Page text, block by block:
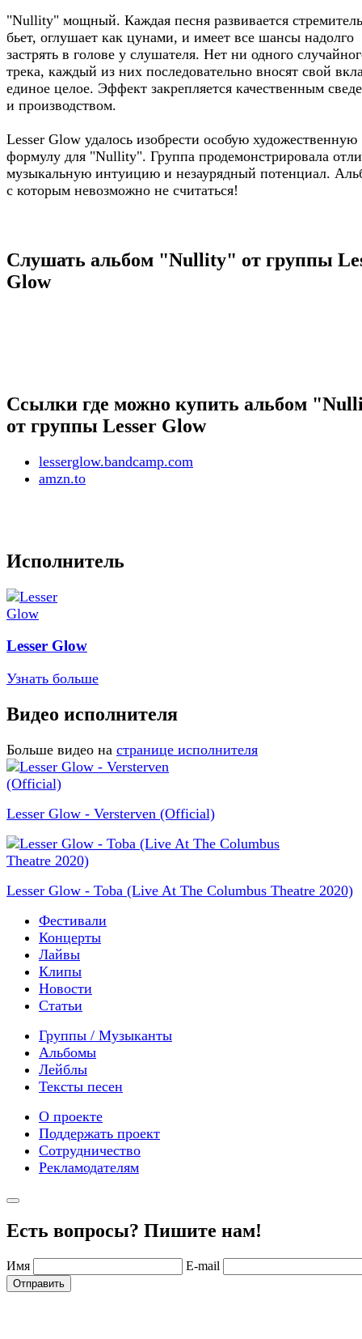
"Nullity" мощный. Каждая песня развивается
бьет, оглушает как цунами, и имеет все шансы надолго
застрять в голове у слушателя. Нет ни одного
трека, каждый из них последовательно вносят свой
единое целое. Эффект закрепляется качественным
и производством.
Lesser Glow удалось изобрести особую художественную
формулу для "Nullity". Группа продемонстрировала
музыкальную интуицию и незаурядный потенциал.
с которым невозможно не считаться!
Слушать альбом "Nullity" от группы
Glow
Ссылки где можно купить альбом
от группы Lesser Glow
lesserglow.bandcamp.com
amzn.to
Исполнитель
Lesser Glow
Узнать больше
Видео исполнителя
Больше видео на странице исполнителя
Lesser Glow - Versterven (Official)
Lesser Glow - Toba (Live At The Columbus Theatre 2020)
Фестивали
Концерты
Лайвы
Клипы
Новости
Статьи
Группы / Музыканты
Альбомы
Лейблы
Тексты песен
О проекте
Поддержать проект
Сотрудничество
Рекламодателям
Есть вопросы? Пишите нам!
Имя E-mail